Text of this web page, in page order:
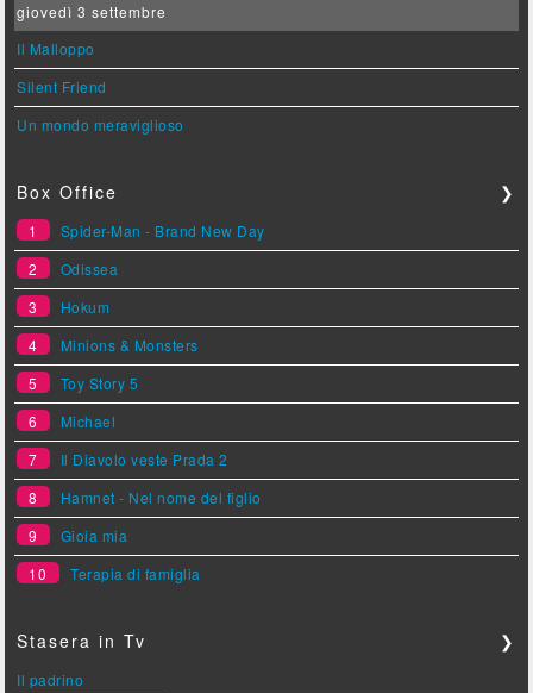
giovedì 3 settembre
Il Malloppo
Silent Friend
Un mondo meraviglioso
Box Office ❯
1
Spider-Man - Brand New Day
2
Odissea
3
Hokum
4
Minions & Monsters
5
Toy Story 5
6
Michael
7
Il Diavolo veste Prada 2
8
Hamnet - Nel nome del figlio
9
Gioia mia
10
Terapia di famiglia
Stasera in Tv ❯
Il padrino